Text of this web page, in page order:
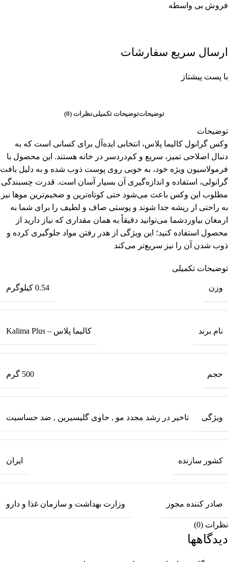
فروش بی واسطه
ارسال سریع سفارشات
با پست پیشتاز
توضیحاتتوضیحات تکمیلینظرات (0)
توضیحات
وکس گرانول کالیما پلاس، انتخابی ایده‌آل برای کسانی است که به
دنبال اصلاحی تمیز، سریع و کم‌دردسر در خانه هستند. این محصول با
فرمولاسیون ویژه خود، به خوبی روی پوست ذوب شده و به دلیل بافت
گرانولی، استفاده و اندازه‌گیری آن بسیار آسان است. قدرت چسبندگی
مطلوب این وکس باعث می‌شود حتی کوتاه‌ترین و ضخیم‌ترین موها نیز
به راحتی از ریشه جدا شوند و پوستی صاف و لطیف را برای شما به
ارمغان بیاوردشما می‌توانید دقیقاً به همان مقداری که نیاز دارید از
محصول استفاده کنید؛ این ویژگی از هدر رفتن مواد جلوگیری کرده و
ذوب شدن آن را نیز سریع‌تر می‌کند
توضیحات تکمیلی
وزن 0.54 کیلوگرم
نام برند کالیما پلاس – Kalima Plus
حجم 500 گرم
ویژگی تاخیر در رشد مجدد مو , حاوی گلیسیرین , ضد حساسیت
کشور سازنده ایران
صادر کننده مجوز وزارت بهداشت و سازمان غذا و دارو
نظرات (0)
دیدگاهها